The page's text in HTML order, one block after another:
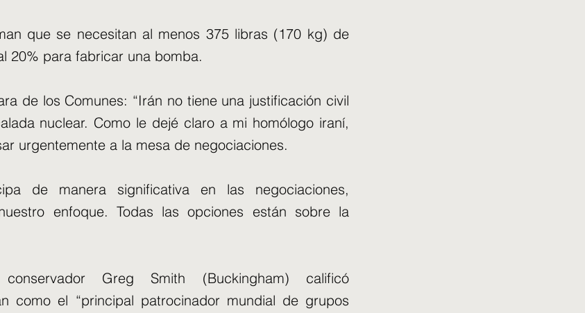
que se necesitan al menos 375 libras (170 kg) de
20% para fabricar una bomba.
de los Comunes: “Irán no tiene una justificación civil
nuclear. Como le dejé claro a mi homólogo iraní,
urgentemente a la mesa de negociaciones.
de manera significativa en las negociaciones,
enfoque. Todas las opciones están sobre la
Greg Smith (Buckingham) calificó
como el “principal patrocinador mundial de grupos